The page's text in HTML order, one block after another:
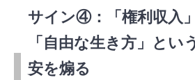
サイン④：「権利収入
「自由な生き方」とい
安を煽る